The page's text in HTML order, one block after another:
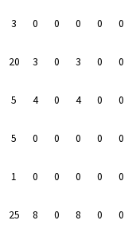
3 0 0 0 0 0
20 3 0 3 0 0
5 4 0 4 0 0
5 0 0 0 0 0
1 0 0 0 0 0
25 8 0 8 0 0